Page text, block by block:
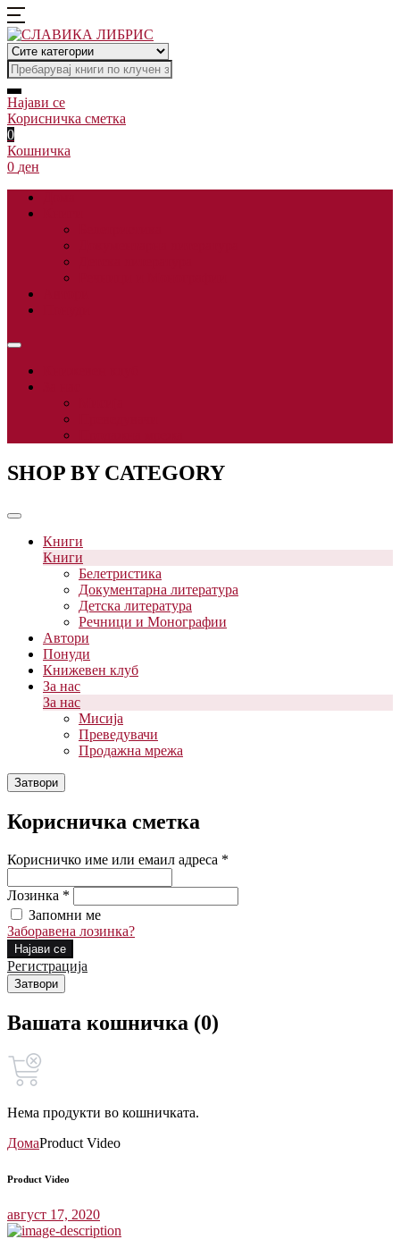
Најави се
Корисничка сметка
0
Кошничка
0 ден
SHOP BY CATEGORY
Книги
Книги
Белетристика
Документарна литература
Детска литература
Речници и Монографии
Автори
Понуди
Книжевен клуб
За нас
За нас
Мисија
Преведувачи
Продажна мрежа
Затвори
Корисничка сметка
Корисничко име или емаил адреса *
Лозинка *
Запомни ме
Заборавена лозинка?
Најави се
Регистрација
Затвори
Вашата кошничка (0)
Нема продукти во кошничката.
ДомаProduct Video
Product Video
август 17, 2020